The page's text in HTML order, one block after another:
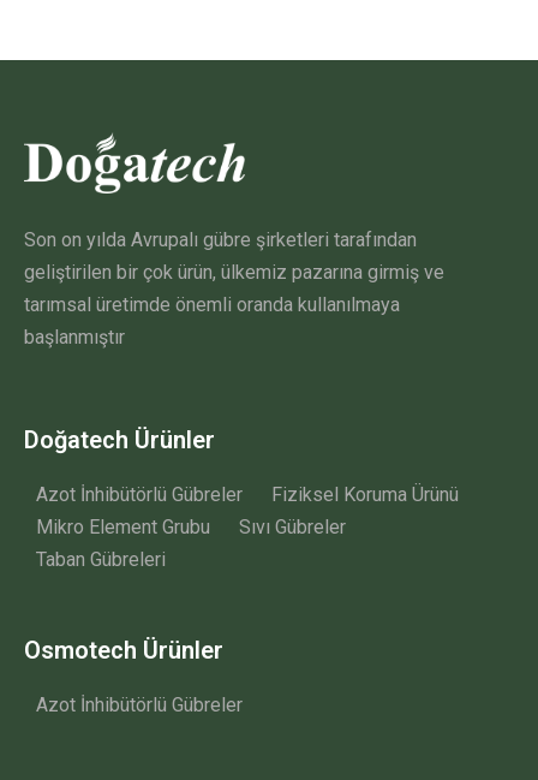
Son on yılda Avrupalı gübre şirketleri tarafından
geliştirilen bir çok ürün, ülkemiz pazarına girmiş ve
tarımsal üretimde önemli oranda kullanılmaya
başlanmıştır
Doğatech Ürünler
Azot İnhibütörlü Gübreler
Fiziksel Koruma Ürünü
Mikro Element Grubu
Sıvı Gübreler
Taban Gübreleri
Osmotech Ürünler
Azot İnhibütörlü Gübreler